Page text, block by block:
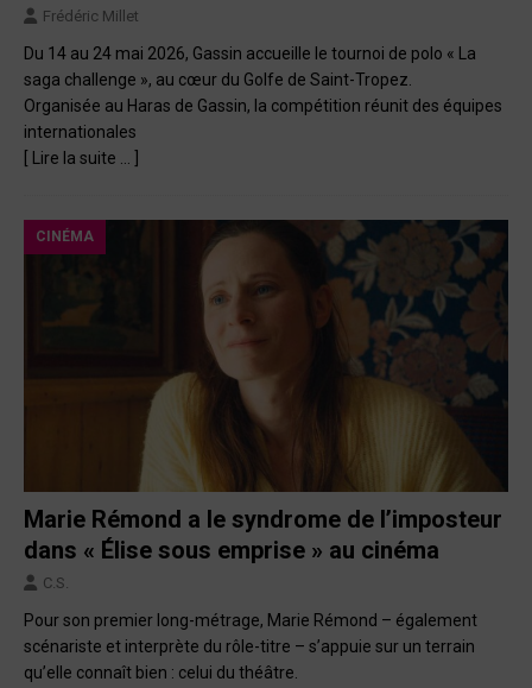
Frédéric Millet
Du 14 au 24 mai 2026, Gassin accueille le tournoi de polo « La
saga challenge », au cœur du Golfe de Saint-Tropez.
Organisée au Haras de Gassin, la compétition réunit des équipes
internationales
[ Lire la suite … ]
CINÉMA
Marie Rémond a le syndrome de l’imposteur
dans « Élise sous emprise » au cinéma
C.S.
Pour son premier long-métrage, Marie Rémond – également
scénariste et interprète du rôle-titre – s’appuie sur un terrain
qu’elle connaît bien : celui du théâtre.